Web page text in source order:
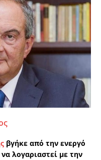
βγήκε από την ενεργό
λογαριαστεί με την